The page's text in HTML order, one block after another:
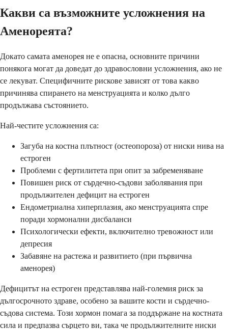
Какви са възможните усложнения на
Аменореята?
Докато самата аменорея не е опасна, основните причини
понякога могат да доведат до здравословни усложнения, ако не
се лекуват. Специфичните рискове зависят от това какво
причинява спирането на менструацията и колко дълго
продължава състоянието.
Най-честите усложнения са:
Загуба на костна плътност (остеопороза) от ниски нива на
естроген
Проблеми с фертилитета при опит за забременяване
Повишен риск от сърдечно-съдови заболявания при
продължителен дефицит на естроген
Ендометриална хиперплазия, ако менструацията спре
поради хормонални дисбаланси
Психологически ефекти, включително тревожност или
депресия
Забавяне на растежа и развитието (при първична
аменорея)
Дефицитът на естроген представлява най-големия риск за
дългосрочното здраве, особено за вашите кости и сърдечно-
съдова система. Този хормон помага за поддържане на костната
сила и предпазва сърцето ви, така че продължителните ниски